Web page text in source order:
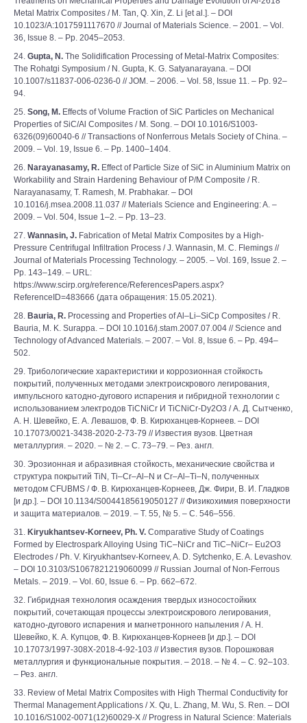
Metal Matrix Composites / M. Tan, Q. Xin, Z. Li [et al.]. – DOI
10.1023/A:1017591117670 // Journal of Materials Science. – 2001. – Vol.
36, Issue 8. – Pp. 2045–2053.
24. Gupta, N. The Solidification Processing of Metal-Matrix Composites:
The Rohatgi Symposium / N. Gupta, K. G. Satyanarayana. – DOI
10.1007/s11837-006-0236-0 // JOM. – 2006. – Vol. 58, Issue 11. – Pp. 92–
94.
25. Song, M. Effects of Volume Fraction of SiC Particles on Mechanical
Properties of SiC/Al Composites / M. Song. – DOI 10.1016/S1003-
6326(09)60040-6 // Transactions of Nonferrous Metals Society of China. –
2009. – Vol. 19, Issue 6. – Pp. 1400–1404.
26. Narayanasamy, R. Effect of Particle Size of SiC in Aluminium Matrix on
Workability and Strain Hardening Behaviour of P/M Composite / R.
Narayanasamy, T. Ramesh, M. Prabhakar. – DOI
10.1016/j.msea.2008.11.037 // Materials Science and Engineering: A. –
2009. – Vol. 504, Issue 1–2. – Pp. 13–23.
27. Wannasin, J. Fabrication of Metal Matrix Composites by a High-
Pressure Centrifugal Infiltration Process / J. Wannasin, M. C. Flemings //
Journal of Materials Processing Technology. – 2005. – Vol. 169, Issue 2. –
Рp. 143–149. – URL:
https://www.scirp.org/reference/ReferencesPapers.aspx?
ReferenceID=483666 (дата обращения: 15.05.2021).
28. Bauria, R. Processing and Properties of Al–Li–SiСp Composites / R.
Bauria, M. K. Surappa. – DOI 10.1016/j.stam.2007.07.004 // Science and
Technology of Advanced Materials. – 2007. – Vol. 8, Issue 6. – Pp. 494–
502.
29. Трибологические характеристики и коррозионная стойкость
покрытий, полученных методами электроискрового легирования,
импульсного катодно-дугового испарения и гибридной технологии с
использованием электродов TiCNiCr И TiCNiCr-Dy2O3 / А. Д. Сытченко,
А. Н. Шевейко, Е. А. Левашов, Ф. В. Кирюханцев-Корнеев. – DOI
10.17073/0021-3438-2020-2-73-79 // Известия вузов. Цветная
металлургия. – 2020. – № 2. – С. 73–79. – Рез. англ.
30. Эрозионная и абразивная стойкость, механические свойства и
структура покрытий TiN, Ti–Cr–Al–N и Cr–Al–Ti–N, полученных
методом CFUBMS / Ф. В. Кирюханцев-Корнеев, Дж. Фири, В. И. Гладков
[и др.]. – DOI 10.1134/S0044185619050127 // Физикохимия поверхности
и защита материалов. – 2019. – Т. 55, № 5. – С. 546–556.
31. Kiryukhantsev-Korneev, Ph. V. Comparative Study of Coatings
Formed by Electrospark Alloying Using TiC–NiCr and TiC–NiCr– Eu2O3
Electrodes / Ph. V. Kiryukhantsev-Korneev, A. D. Sytchenko, E. A. Levashov.
– DOI 10.3103/S1067821219060099 // Russian Journal of Non-Ferrous
Metals. – 2019. – Vol. 60, Issue 6. – Pp. 662–672.
32. Гибридная технология осаждения твердых износостойких
покрытий, сочетающая процессы электроискрового легирования,
катодно-дугового испарения и магнетронного напыления / А. Н.
Шевейко, К. А. Купцов, Ф. В. Кирюханцев-Корнеев [и др.]. – DOI
10.17073/1997-308X-2018-4-92-103 // Известия вузов. Порошковая
металлургия и функциональные покрытия. – 2018. – № 4. – С. 92–103.
– Рез. англ.
33. Review of Metal Matrix Composites with High Thermal Conductivity for
Thermal Management Applications / X. Qu, L. Zhang, M. Wu, S. Ren. – DOI
10.1016/S1002-0071(12)60029-X // Progress in Natural Science: Materials